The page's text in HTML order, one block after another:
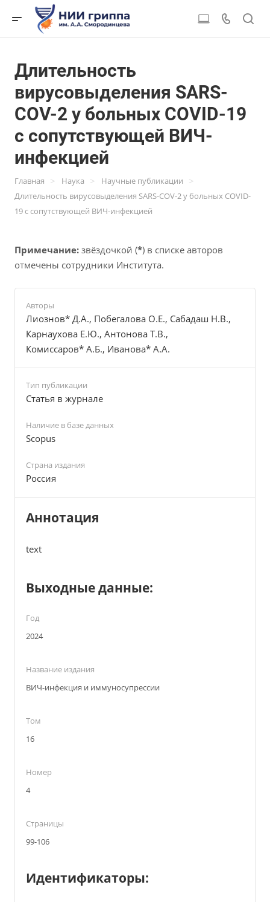
Длительность
вирусовыделения SARS-
COV-2 у больных COVID-19
с сопутствующей ВИЧ-
инфекцией
Главная > Наука > Научные публикации >
Длительность вирусовыделения SARS-COV-2 у больных COVID-
19 с сопутствующей ВИЧ-инфекцией
Примечание: звёздочкой (*) в списке авторов
отмечены сотрудники Института.
Авторы
Лиознов* Д.А., Побегалова О.Е., Сабадаш Н.В.,
Карнаухова Е.Ю., Антонова Т.В.,
Комиссаров* А.Б., Иванова* А.А.
Тип публикации
Cтатья в журнале
Наличие в базе данных
Scopus
Страна издания
Россия
Аннотация
text
Выходные данные:
Год
2024
Название издания
ВИЧ-инфекция и иммуносупрессии
Том
16
Номер
4
Страницы
99-106
Идентификаторы: